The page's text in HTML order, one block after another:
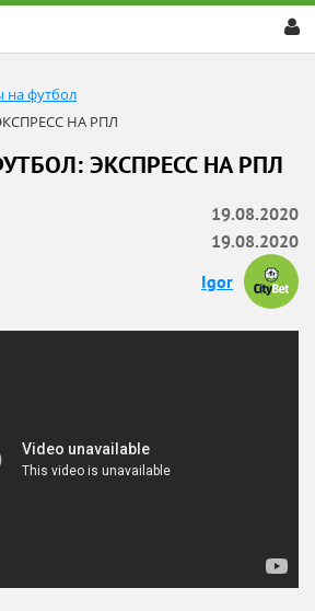
на футбол
НА РПЛ
ЭКСПРЕСС НА РПЛ
19.08.2020
19.08.2020
Igor